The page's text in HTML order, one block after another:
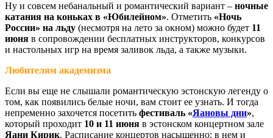
Ну и совсем небанальный и романтический вариант – ночные
катания на коньках в «Юбилейном». Отметить «Ночь
России» на льду (несмотря на лето за окном) можно будет 11
июня в сопровождении бесплатных инструкторов, конкурсов
и настольных игр на время заливок льда, а также музыки.
Любителям академизма
Если вы еще не слышали романтическую эстонскую легенду о
том, как появились белые ночи, вам стоит ее узнать. И тогда
непременно захочется посетить фестиваль «Яановы дни»,
который проходит 10 и 11 июня в эстонском концертном зале
Яани Кирик. Расписание концертов насыщенно: в нем и